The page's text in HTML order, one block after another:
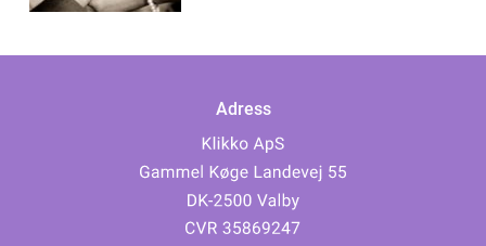
Adress